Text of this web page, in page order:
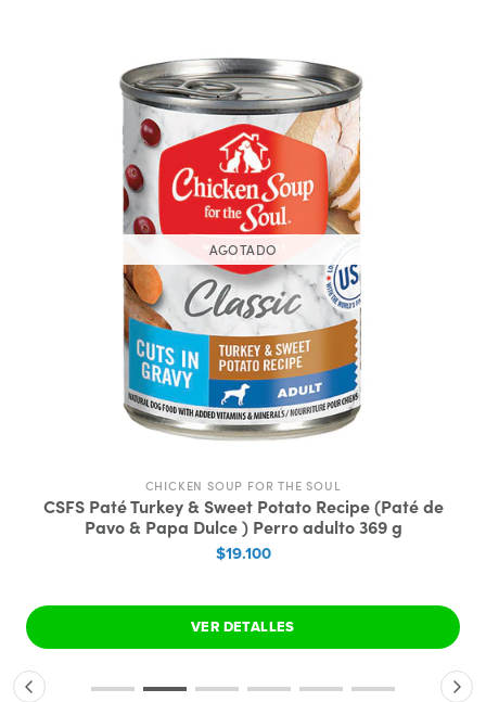
AGOTADO
CHICKEN SOUP FOR THE SOUL
CSFS Paté Turkey & Sweet Potato Recipe (Paté de
Pavo & Papa Dulce ) Perro adulto 369 g
$19.100
VER DETALLES